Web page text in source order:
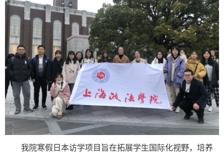
我院寒假日本访学项目旨在拓展学生国际化视野，培养